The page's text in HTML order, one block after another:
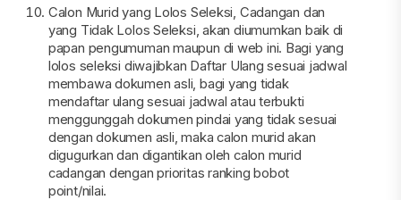
Calon Murid yang Lolos Seleksi, Cadangan dan
yang Tidak Lolos Seleksi, akan diumumkan baik di
papan pengumuman maupun di web ini. Bagi yang
lolos seleksi diwajibkan Daftar Ulang sesuai jadwal
membawa dokumen asli, bagi yang tidak
mendaftar ulang sesuai jadwal atau terbukti
menggunggah dokumen pindai yang tidak sesuai
dengan dokumen asli, maka calon murid akan
digugurkan dan digantikan oleh calon murid
cadangan dengan prioritas ranking bobot
point/nilai.